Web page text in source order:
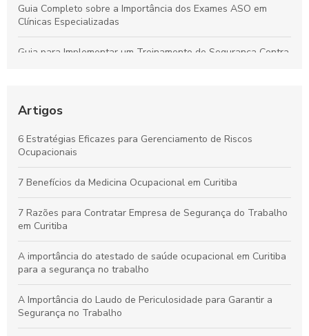
Guia Completo sobre a Importância dos Exames ASO em
Clínicas Especializadas
Guia para Implementar um Treinamento de Segurança Contra
no Trabalho
Por que os Exames Ocupacionais São Essenciais para a
Saúde e Segurança no Trabalho
Curso de NR10 em Curitiba: Essencial para Garantir a
Segurança no Trabalho
Artigos
6 Estratégias Eficazes para Gerenciamento de Riscos
Ocupacionais
7 Benefícios da Medicina Ocupacional em Curitiba
7 Razões para Contratar Empresa de Segurança do Trabalho
em Curitiba
A importância do atestado de saúde ocupacional em Curitiba
para a segurança no trabalho
A Importância do Laudo de Periculosidade para Garantir a
Segurança no Trabalho